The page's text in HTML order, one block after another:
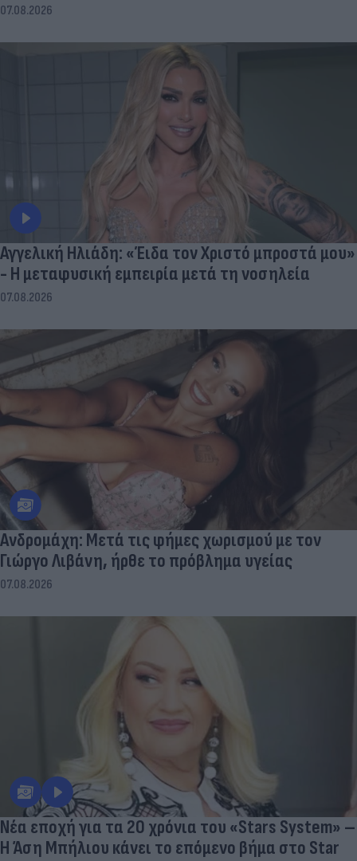
07.08.2026
Αγγελική Ηλιάδη: «Έιδα τον Χριστό μπροστά μου»
- Η μεταφυσική εμπειρία μετά τη νοσηλεία
07.08.2026
Aνδρομάχη: Mετά τις φήμες χωρισμού με τον
Γιώργο Λιβάνη, ήρθε το πρόβλημα υγείας
07.08.2026
Νέα εποχή για τα 20 χρόνια του «Stars System» –
Η Άση Μπήλιου κάνει το επόμενο βήμα στο Star